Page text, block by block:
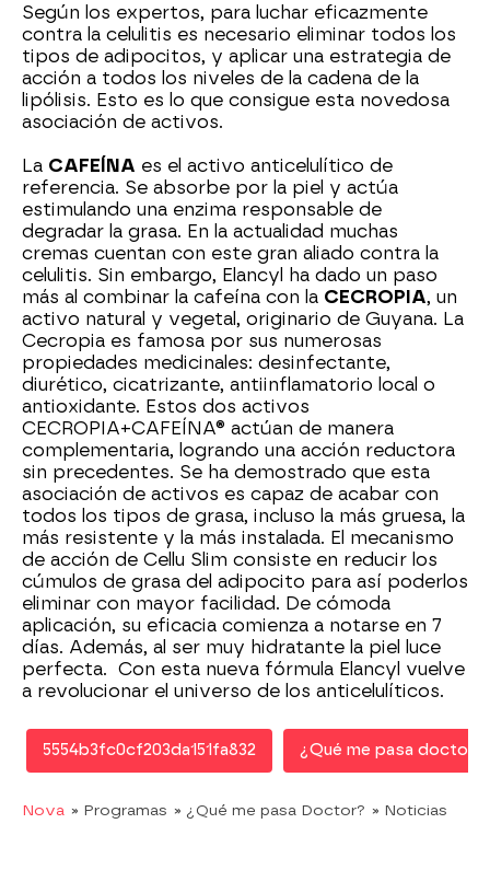
Según los expertos, para luchar eficazmente
contra la celulitis es necesario eliminar todos los
tipos de adipocitos, y aplicar una estrategia de
acción a todos los niveles de la cadena de la
lipólisis. Esto es lo que consigue esta novedosa
asociación de activos.
La CAFEÍNA es el activo anticelulítico de
referencia. Se absorbe por la piel y actúa
estimulando una enzima responsable de
degradar la grasa. En la actualidad muchas
cremas cuentan con este gran aliado contra la
celulitis. Sin embargo, Elancyl ha dado un paso
más al combinar la cafeína con la CECROPIA, un
activo natural y vegetal, originario de Guyana. La
Cecropia es famosa por sus numerosas
propiedades medicinales: desinfectante,
diurético, cicatrizante, antiinflamatorio local o
antioxidante. Estos dos activos
CECROPIA+CAFEÍNA® actúan de manera
complementaria, logrando una acción reductora
sin precedentes. Se ha demostrado que esta
asociación de activos es capaz de acabar con
todos los tipos de grasa, incluso la más gruesa, la
más resistente y la más instalada. El mecanismo
de acción de Cellu Slim consiste en reducir los
cúmulos de grasa del adipocito para así poderlos
eliminar con mayor facilidad. De cómoda
aplicación, su eficacia comienza a notarse en 7
días. Además, al ser muy hidratante la piel luce
perfecta. Con esta nueva fórmula Elancyl vuelve
a revolucionar el universo de los anticelulíticos.
5554b3fc0cf203da151fa832 ¿Qué me pasa doctor?
Nova » Programas » ¿Qué me pasa Doctor? » Noticias